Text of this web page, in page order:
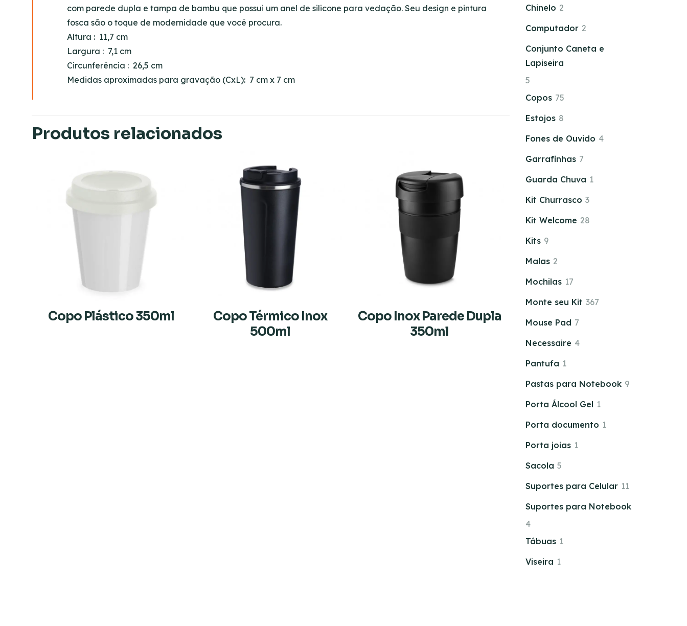
com parede dupla e tampa de bambu que possui um anel de silicone para vedação. Seu design e pintura
fosca são o toque de modernidade que você procura.
Altura : 11,7 cm
Largura : 7,1 cm
Circunferência : 26,5 cm
Medidas aproximadas para gravação (CxL): 7 cm x 7 cm
Produtos relacionados
Copo Plástico 350ml
Copo Térmico Inox
500ml
Copo Inox Parede Dupla
350ml
Chinelo 2
Computador 2
Conjunto Caneta e
Lapiseira
5
Copos 75
Estojos 8
Fones de Ouvido 4
Garrafinhas 7
Guarda Chuva 1
Kit Churrasco 3
Kit Welcome 28
Kits 9
Malas 2
Mochilas 17
Monte seu Kit 367
Mouse Pad 7
Necessaire 4
Pantufa 1
Pastas para Notebook 9
Porta Álcool Gel 1
Porta documento 1
Porta joias 1
Sacola 5
Suportes para Celular 11
Suportes para Notebook
4
Tábuas 1
Viseira 1